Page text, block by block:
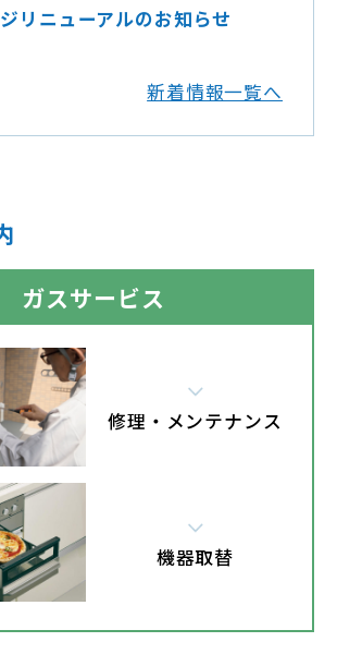
リニューアルのお知らせ
新着情報一覧へ
ガスサービス
修理・メンテナンス
機器取替